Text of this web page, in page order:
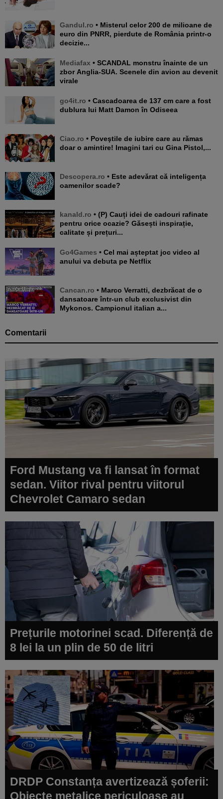
Gandul.ro • Misterul celor 200 de milioane de
euro din PNRR, pierdute de România printr-o
decizie...
Mediafax • SCANDAL monstru înainte de un
zbor Anglia-SUA. Scenele din avion au devenit
virale
go4it.ro • Cascadoarea de 137 cm care a fost
dublura lui Matt Damon în Odiseea
Ciao.ro • Poveştile de iubire care au rămas
doar o amintire! Imagini tari cu Gina Pistol,...
Descopera.ro • Este adevărat că inteligența
oamenilor scade?
kanald.ro • (P) Cauți idei de cadouri rafinate
pentru orice ocazie? Găsești inspirație,
calitate și prețuri...
Go4Games • Cel mai așteptat joc video al
anului va debuta pe Netflix
Cancan.ro • Marco Verratti, dezbrăcat de o
dansatoare într-un club exclusivist din
Mykonos. Campionul italian a...
Comentarii
Ford Mustang va fi lansat în format
sedan. Viitor rival pentru viitorul
Chevrolet Camaro sedan
Prețurile motorinei scad. Diferență de
8 lei la un plin de 50 de litri
DRDP Constanța avertizează șoferii:
Obiecte metalice periculoase au